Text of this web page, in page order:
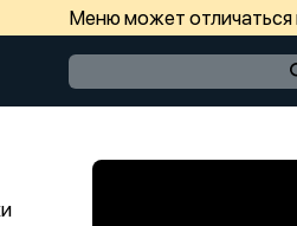
Меню может отличаться